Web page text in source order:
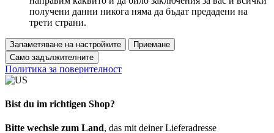
получени данни никога няма да бъдат предадени на
трети страни.
Запаметяване на настройките
Приемане
Само задължителните
Политика за поверителност
Bist du im richtigen Shop?
Bitte wechsle zum Land, das mit deiner Lieferadresse